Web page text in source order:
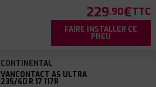
229.90€TTC
FAIRE INSTALLER CE
PNEU
CONTINENTAL
VANCONTACT AS ULTRA
235/60 R 17 117R